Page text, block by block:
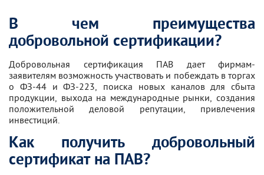
В чем преимущества
добровольной сертификации?
Добровольная сертификация ПАВ дает фирмам-
заявителям возможность участвовать и побеждать в торгах
о ФЗ-44 и ФЗ-223, поиска новых каналов для сбыта
продукции, выхода на международные рынки, создания
положительной деловой репутации, привлечения
инвестиций.
Как получить добровольный
сертификат на ПАВ?